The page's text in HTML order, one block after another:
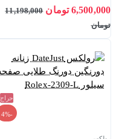
6,500,000 تومان
11,198,000
تومان
حراج
-4%